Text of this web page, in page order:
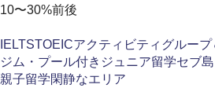
10〜30%前後
IELTSTOEICアクティビティ グルー
ジム・プール付き ジュニア留学セブ島
親子留学閑静なエリア